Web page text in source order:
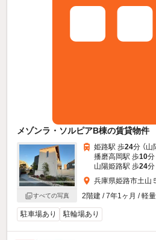
メゾンラ・ソルピアB棟の賃貸物件
すべての写真
姫路駅 歩24分 （
播磨高岡駅 歩10分
山陽姫路駅 歩24分
兵庫県姫路市土山
2階建 / 7年1ヶ月 / 軽
駐車場あり 駐輪場あり